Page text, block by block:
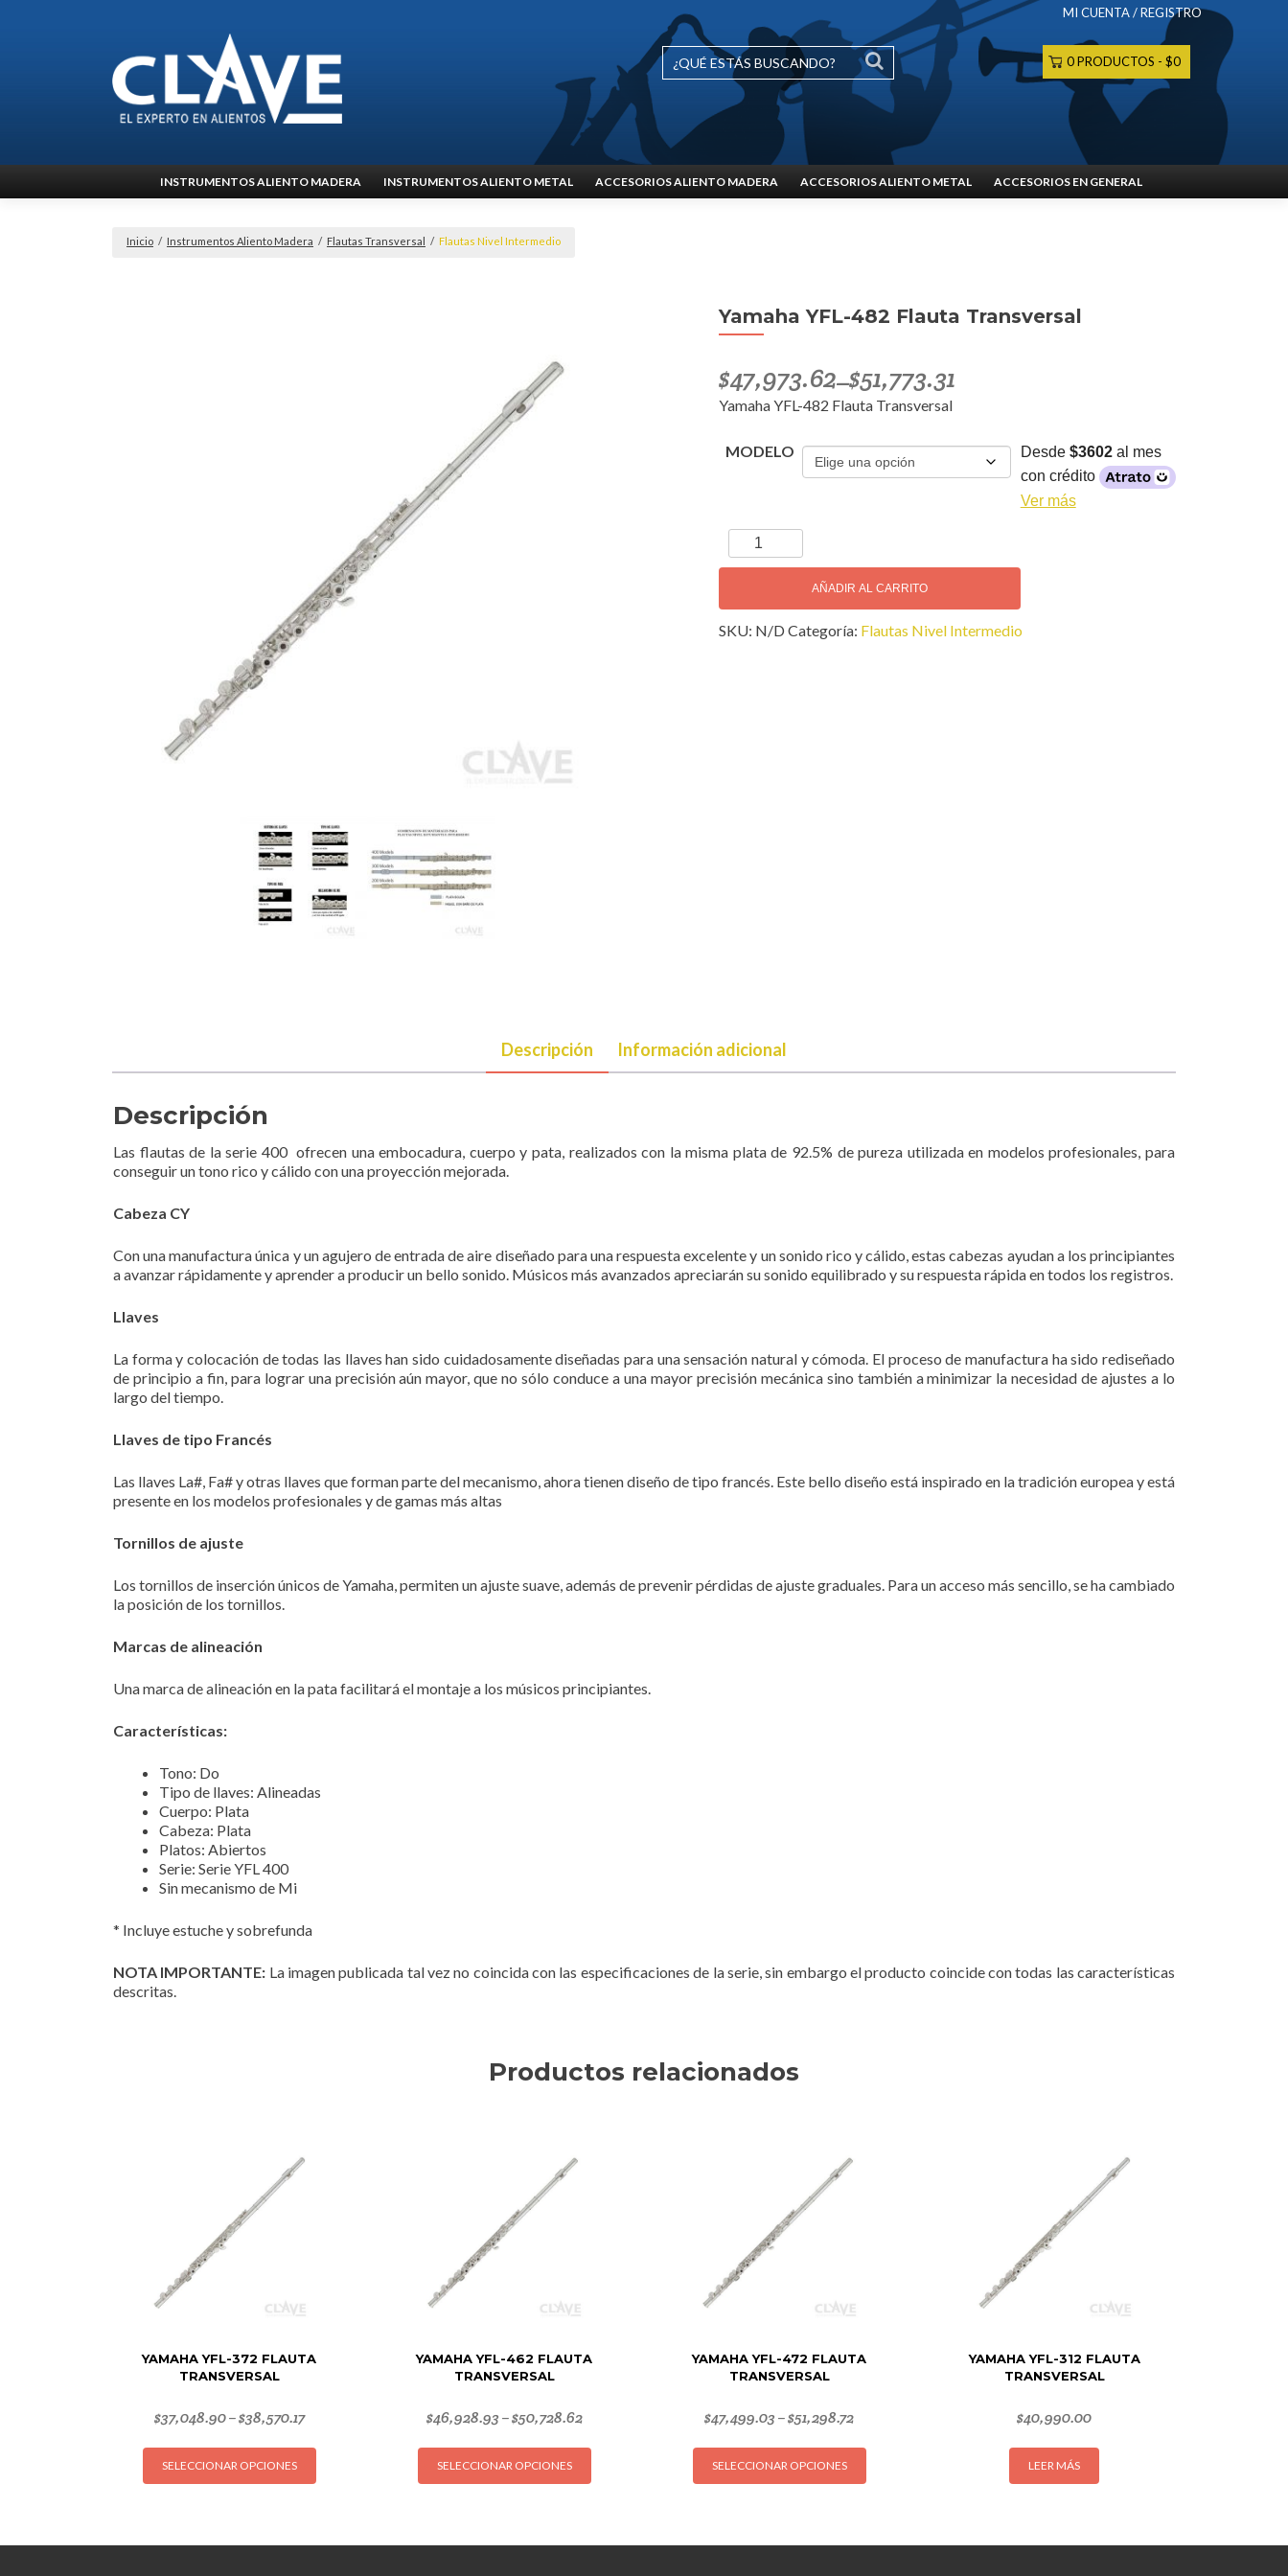
MI CUENTA / REGISTRO
0 PRODUCTOS $0
al
INSTRUMENTOS ALIENTO MADERA INSTRUMENTOS ALIENTO METAL ACCESORIOS ALIENTO MADERA ACCESORIOS ALIENTO METAL ACCESORIOS EN GENERAL
Inicio / Instrumentos Aliento Madera / Flautas Transversal / Flautas Nivel Intermedio
Yamaha YFL-482 Flauta Transversal
$47,973.62–$51,773.31
Yamaha YFL-482 Flauta Transversal
MODELO
Yamaha
YFL-
Flauta
Transversal
AÑADIR AL CARRITO
Desde $3602al mes
con crédito
Ver más
SKU: N/D Categoría: Flautas Nivel Intermedio
Descripción Información adicional
Descripción
Las flautas de la serie 400 ofrecen una embocadura, cuerpo y pata, realizados con la misma plata de 92.5% de pureza utilizada en modelos profesionales, para
conseguir un tono rico y cálido con una proyección mejorada.
Cabeza CY
Con una manufactura única y un agujero de entrada de aire diseñado para una respuesta excelente y un sonido rico y cálido, estas cabezas ayudan a los principiantes
a avanzar rápidamente y aprender a producir un bello sonido. Músicos más avanzados apreciarán su sonido equilibrado y su respuesta rápida en todos los registros.
Llaves
La forma y colocación de todas las llaves han sido cuidadosamente diseñadas para una sensación natural y cómoda. El proceso de manufactura ha sido rediseñado
de principio a fin, para lograr una precisión aún mayor, que no sólo conduce a una mayor precisión mecánica sino también a minimizar la necesidad de ajustes a lo
largo del tiempo.
Llaves de tipo Francés
Las llaves La#, Fa# y otras llaves que forman parte del mecanismo, ahora tienen diseño de tipo francés. Este bello diseño está inspirado en la tradición europea y está
presente en los modelos profesionales y de gamas más altas
Tornillos de ajuste
Los tornillos de inserción únicos de Yamaha, permiten un ajuste suave, además de prevenir pérdidas de ajuste graduales. Para un acceso más sencillo, se ha cambiado
la posición de los tornillos.
Marcas de alineación
Una marca de alineación en la pata facilitará el montaje a los músicos principiantes.
Características:
Tono: Do
Tipo de llaves: Alineadas
Cuerpo: Plata
Cabeza: Plata
Platos: Abiertos
Serie: Serie YFL 400
Sin mecanismo de Mi
* Incluye estuche y sobrefunda
NOTA IMPORTANTE: La imagen publicada tal vez no coincida con las especificaciones de la serie, sin embargo el producto coincide con todas las características
descritas.
Productos relacionados
YAMAHA YFL-372 FLAUTA
TRANSVERSAL
$37,048.90–$38,570.17
SELECCIONAR OPCIONES
Este
YAMAHA YFL-462 FLAUTA
TRANSVERSAL
$46,928.93 –$50,728.62
SELECCIONAR OPCIONES
Este
YAMAHA YFL-472 FLAUTA
TRANSVERSAL
$47,499.03 –$51,298.72
SELECCIONAR OPCIONES
Este
YAMAHA YFL-312 FLAUTA
TRANSVERSAL
$40,990.00
LEER MÁS